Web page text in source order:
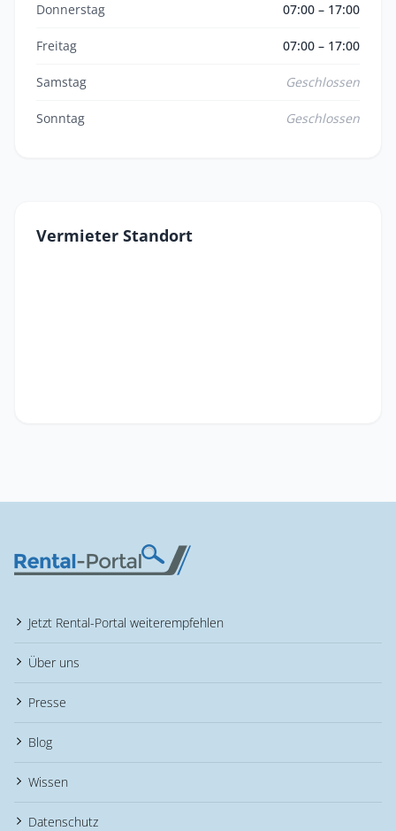
Donnerstag 07:00 – 17:00
Freitag 07:00 – 17:00
Samstag Geschlossen
Sonntag Geschlossen
Vermieter Standort
Jetzt Rental-Portal weiterempfehlen
Über uns
Presse
Blog
Wissen
Datenschutz